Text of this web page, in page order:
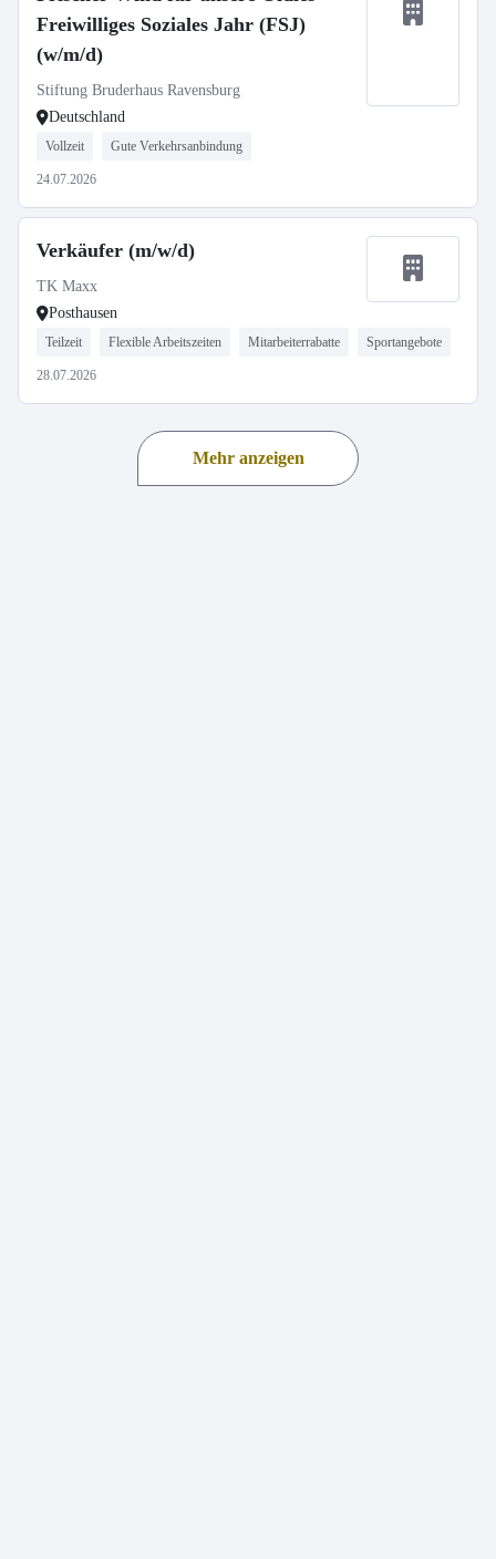
Freiwilliges Soziales Jahr (FSJ)
(w/m/d)
Stiftung Bruderhaus Ravensburg
Deutschland
Vollzeit Gute Verkehrsanbindung
24.07.2026
Verkäufer (m/w/d)
TK Maxx
Posthausen
Teilzeit Flexible Arbeitszeiten Mitarbeiterrabatte Sportangebote
28.07.2026
Mehr anzeigen